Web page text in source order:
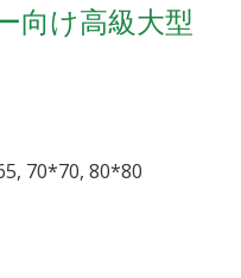
向け高級大型
70*70, 80*80